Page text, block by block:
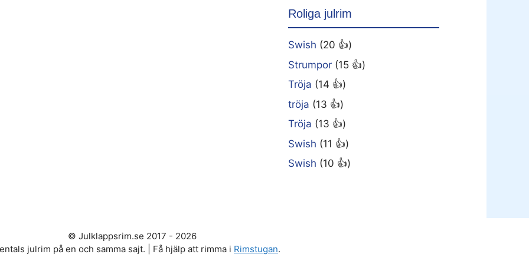
Roliga julrim
Swish (20 👍)
Strumpor (15 👍)
Tröja (14 👍)
tröja (13 👍)
Tröja (13 👍)
Swish (11 👍)
Swish (10 👍)
© Julklappsrim.se 2017 - 2026
julrim på en och samma sajt. | Få hjälp att rimma i Rimstugan.